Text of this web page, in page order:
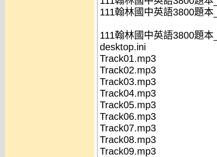
111翰林國中英語3800題本
111翰林國中英語3800題本
desktop.ini
Track01.mp3
Track02.mp3
Track03.mp3
Track04.mp3
Track05.mp3
Track06.mp3
Track07.mp3
Track08.mp3
Track09.mp3